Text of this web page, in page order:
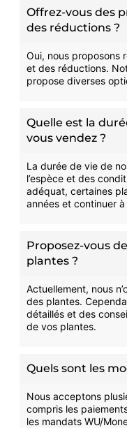
Offrez-vous des
des réductions ?
Oui, nous proposons
et des réductions.
propose diverses
Quelle est la
vous vendez ?
La durée de vie de
l’espèce et des
adéquat, certaines
années et continuer
Proposez-vous
plantes ?
Actuellement, nous
des plantes.
détaillés et des
de vos plantes.
Quels sont les
Nous acceptons
compris les
les mandats WU/